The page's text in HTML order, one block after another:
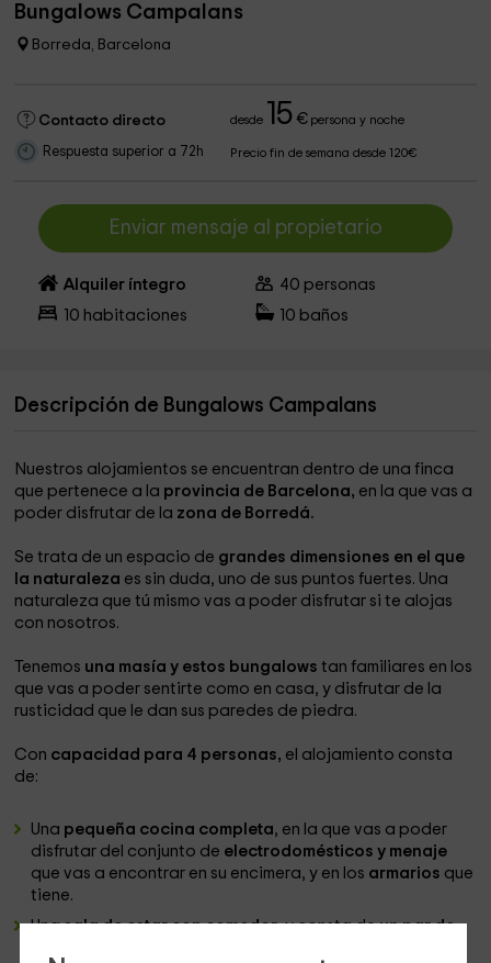
Bungalows Campalans
Borreda, Barcelona
Contacto directo desde 15 €persona y noche
Respuesta superior a 72h Precio fin de semana desde 120€
Enviar mensaje al propietario
Alquiler íntegro 40 personas
10 habitaciones 10 baños
Descripción de Bungalows Campalans
Nuestros alojamientos se encuentran dentro de una finca
que pertenece a la provincia de Barcelona, en la que vas a
poder disfrutar de la zona de Borredá.
Se trata de un espacio de grandes dimensiones en el que
la naturaleza es sin duda, uno de sus puntos fuertes. Una
naturaleza que tú mismo vas a poder disfrutar si te alojas
con nosotros.
Tenemos una masía y estos bungalows tan familiares en los
que vas a poder sentirte como en casa, y disfrutar de la
rusticidad que le dan sus paredes de piedra.
Con capacidad para 4 personas, el alojamiento consta
de:
Una pequeña cocina completa, en la que vas a poder
disfrutar del conjunto de electrodomésticos y menaje
que vas a encontrar en su encimera, y en los armarios que
tiene.
Unasala de estar con comedor, y consta deun par de